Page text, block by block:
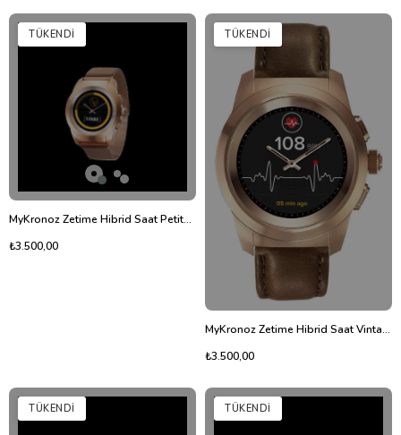
TÜKENDI
MyKronoz Zetime Hibrid Saat Petite Rose Metal Kordon
₺3.500,00
TÜKENDI
MyKronoz Zetime Hibrid Saat Vintage Deri Kordon
₺3.500,00
TÜKENDI TÜKENDI